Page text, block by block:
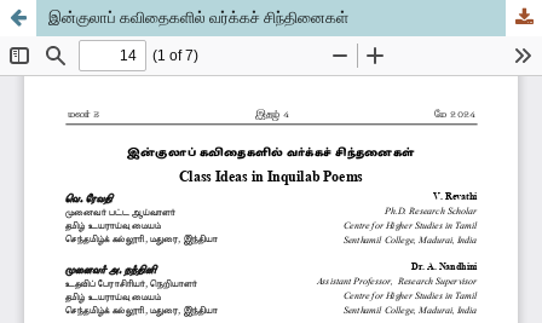
இன்குலாப் கவிதைகளில் வர்க்கச் சிந்தினைகள்